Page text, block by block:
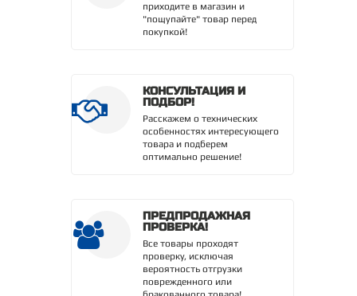
приходите в магазин и
"пощупайте" товар перед
покупкой!
КОНСУЛЬТАЦИЯ И
ПОДБОР!
Расскажем о технических
особенностях интересующего
товара и подберем
оптимально решение!
ПРЕДПРОДАЖНАЯ
ПРОВЕРКА!
Все товары проходят
проверку, исключая
вероятность отгрузки
поврежденного или